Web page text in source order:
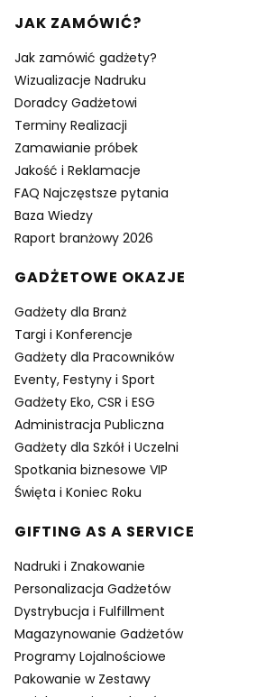
Linki w stopce
JAK ZAMÓWIĆ?
Jak zamówić gadżety?
Wizualizacje Nadruku
Doradcy Gadżetowi
Terminy Realizacji
Zamawianie próbek
Jakość i Reklamacje
FAQ Najczęstsze pytania
Baza Wiedzy
Raport branżowy 2026
GADŻETOWE OKAZJE
Gadżety dla Branż
Targi i Konferencje
Gadżety dla Pracowników
Eventy, Festyny i Sport
Gadżety Eko, CSR i ESG
Administracja Publiczna
Gadżety dla Szkół i Uczelni
Spotkania biznesowe VIP
Święta i Koniec Roku
GIFTING AS A SERVICE
Nadruki i Znakowanie
Personalizacja Gadżetów
Dystrybucja i Fulfillment
Magazynowanie Gadżetów
Programy Lojalnościowe
Pakowanie w Zestawy